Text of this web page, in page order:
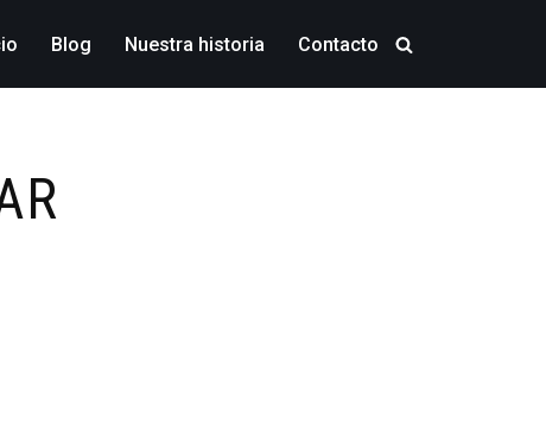
Blog Nuestra historia Contacto